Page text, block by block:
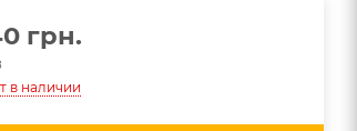
грн.
в наличии